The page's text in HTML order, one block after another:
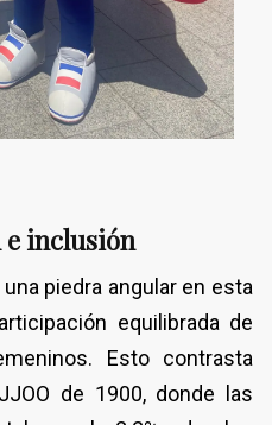
e inclusión
piedra angular en esta
equilibrada de
Esto contrasta
de 1900, donde las